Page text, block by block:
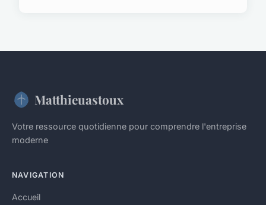
Matthieuastoux
Votre ressource quotidienne pour comprendre l'entreprise
moderne
NAVIGATION
Accueil